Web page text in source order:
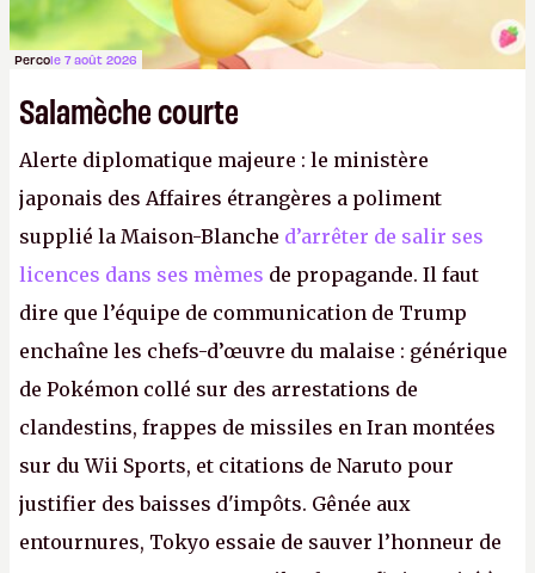
Percole 7 août 2026
Salamèche courte
Alerte diplomatique majeure : le ministère
japonais des Affaires étrangères a poliment
supplié la Maison-Blanche d’arrêter de salir ses
licences dans ses mèmes de propagande. Il faut
dire que l’équipe de communication de Trump
enchaîne les chefs-d’œuvre du malaise : générique
de Pokémon collé sur des arrestations de
clandestins, frappes de missiles en Iran montées
sur du Wii Sports, et citations de Naruto pour
justifier des baisses d'impôts. Gênée aux
entournures, Tokyo essaie de sauver l’honneur de